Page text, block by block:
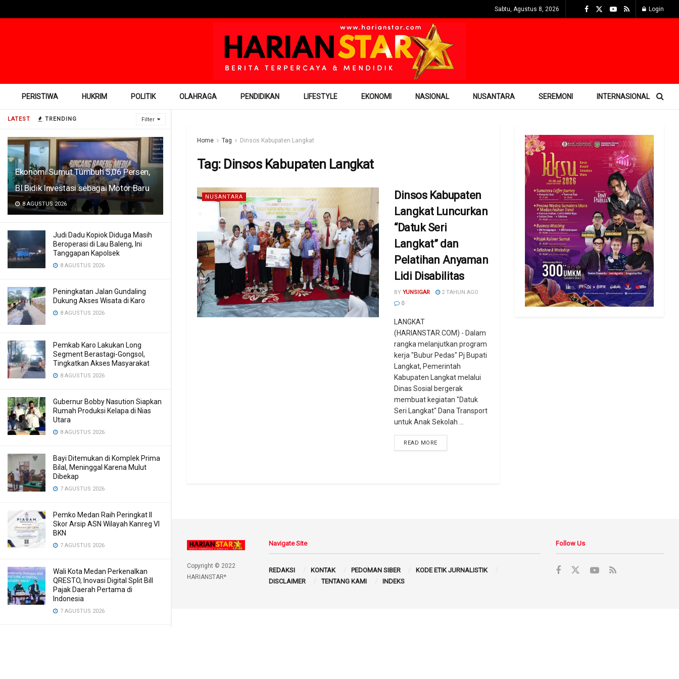
LATEST TRENDING Filter
Ekonomi Sumut Tumbuh 5,06 Persen,
BI Bidik Investasi sebagai Motor Baru
8 AGUSTUS 2026
Judi Dadu Kopiok Diduga Masih
Beroperasi di Lau Baleng, Ini
Tanggapan Kapolsek
8 AGUSTUS 2026
Peningkatan Jalan Gundaling
Dukung Akses Wisata di Karo
8 AGUSTUS 2026
Pemkab Karo Lakukan Long
Segment Berastagi-Gongsol,
Tingkatkan Akses Masyarakat
8 AGUSTUS 2026
Gubernur Bobby Nasution Siapkan
Rumah Produksi Kelapa di Nias
Utara
8 AGUSTUS 2026
Bayi Ditemukan di Komplek Prima
Bilal, Meninggal Karena Mulut
Dibekap
7 AGUSTUS 2026
Pemko Medan Raih Peringkat II
Skor Arsip ASN Wilayah Kanreg VI
BKN
7 AGUSTUS 2026
Wali Kota Medan Perkenalkan
QRESTO, Inovasi Digital Split Bill
Pajak Daerah Pertama di
Indonesia
7 AGUSTUS 2026
Sabtu, Agustus 8, 2026 Login
PERISTIWA HUKRIM POLITIK OLAHRAGA PENDIDIKAN LIFESTYLE EKONOMI NASIONAL NUSANTARA SEREMONI INTERNASIONAL
Home Tag Dinsos Kabupaten Langkat
Tag: Dinsos Kabupaten Langkat
NUSANTARA
Dinsos Kabupaten
Langkat Luncurkan
“Datuk Seri
Langkat” dan
Pelatihan Anyaman
Lidi Disabilitas
BY YUNSIGAR
2 TAHUN AGO
0
LANGKAT
(HARIANSTAR.COM) - Dalam
rangka melanjutkan program
kerja "Bubur Pedas" Pj Bupati
Langkat, Pemerintah
Kabupaten Langkat melalui
Dinas Sosial bergerak
membuat kegiatan "Datuk
Seri Langkat" Dana Transport
untuk Anak Sekolah ...
READ MORE
Copyright © 2022
HARIANSTAR*
Navigate Site
REDAKSI KONTAK PEDOMAN SIBER
KODE ETIK JURNALISTIK
DISCLAIMER
TENTANG KAMI INDEKS
Follow Us